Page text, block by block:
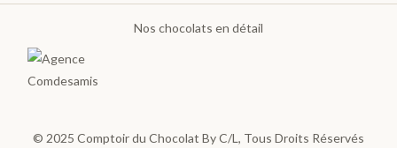
tartiner
Nos chocolats en détail
© 2025 Comptoir du Chocolat By C/L , Tous Droits Réservés